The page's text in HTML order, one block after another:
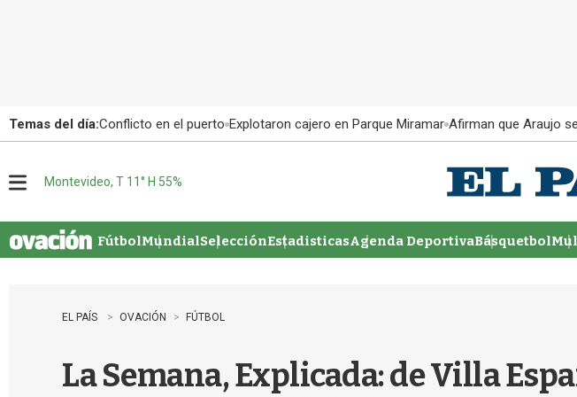
Temas del día:Conflicto en el puerto Explotaron cajero en Parque Miramar Afirman que Araujo
u
Montevideo, T 11° H 55%
FútbolMundialSelecciónEstadisticasAgenda DeportivaBásquetbol
EL PAÍS OVACIÓN FÚTBOL
La Semana, Explicada: de Villa